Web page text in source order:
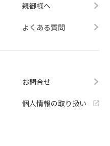
親御様へ
よくある質問
お問合せ
個人情報の取り扱い